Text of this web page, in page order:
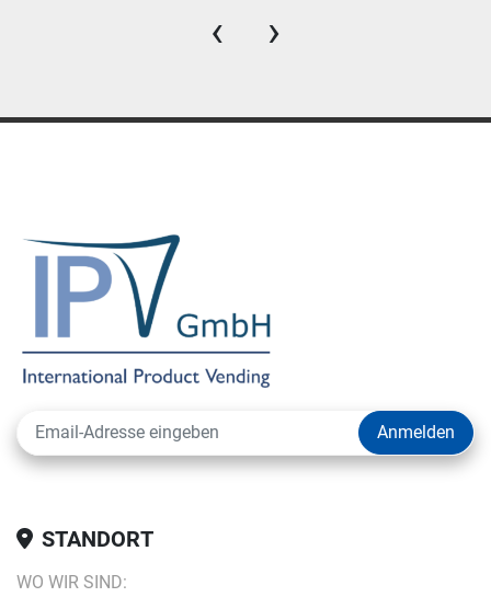
‹ ›
Anmelden
STANDORT
WO WIR SIND: